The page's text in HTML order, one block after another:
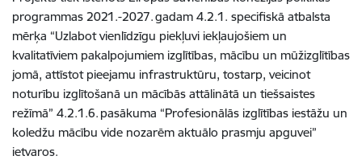
programmas 2021.-2027. gadam 4.2.1. specifiskā atbalsta
mērķa “Uzlabot vienlīdzīgu piekļuvi iekļaujošiem un
kvalitatīviem pakalpojumiem izglītības, mācību un mūžizglītības
jomā, attīstot pieejamu infrastruktūru, tostarp, veicinot
noturību izglītošanā un mācībās attālinātā un tiešsaistes
režīmā” 4.2.1.6. pasākuma “Profesionālās izglītības iestāžu un
koledžu mācību vide nozarēm aktuālo prasmju apguvei”
ietvaros.